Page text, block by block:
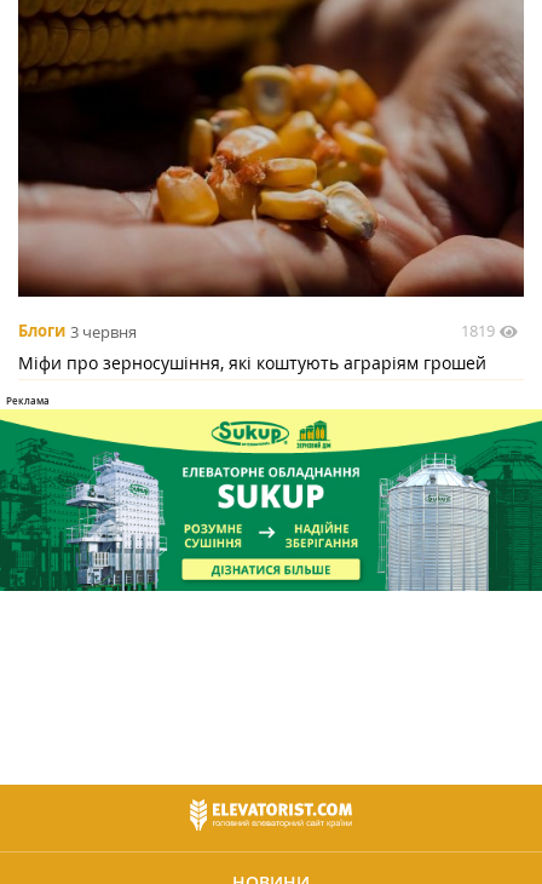
Блоги 3 червня 1819
Міфи про зерносушіння, які коштують аграріям грошей